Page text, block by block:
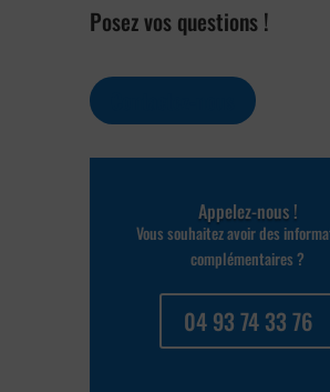
Posez vos questions !
Appelez-nous !
Vous souhaitez avoir des
complémentaires ?
04 93 74 33 76